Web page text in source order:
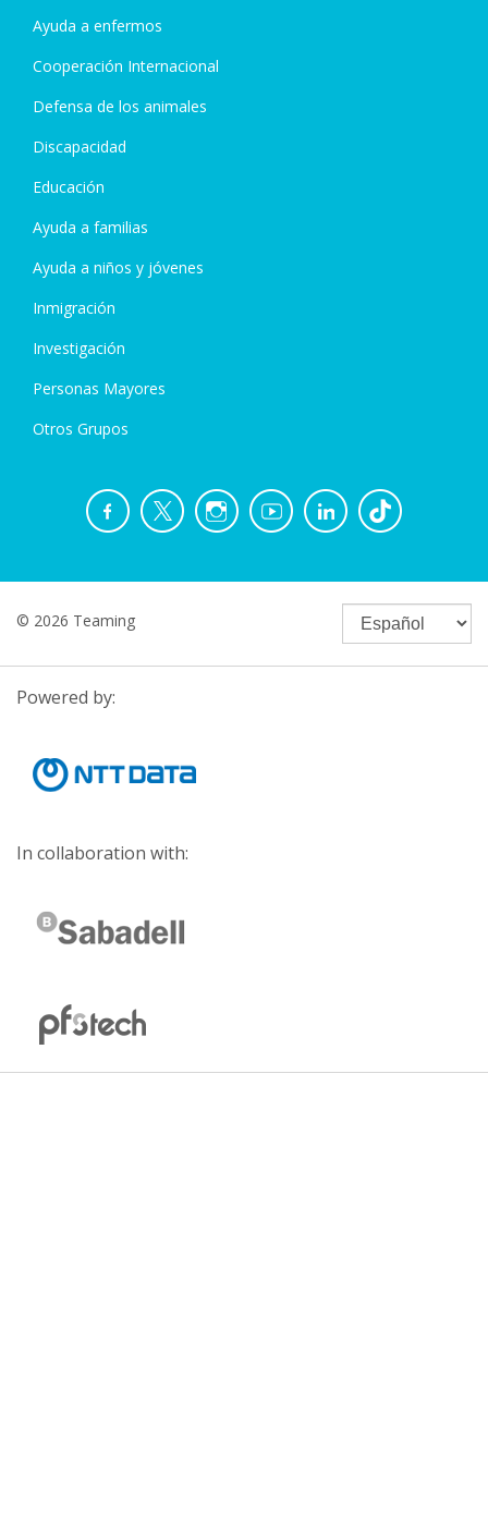
Ayuda a enfermos
Cooperación Internacional
Defensa de los animales
Discapacidad
Educación
Ayuda a familias
Ayuda a niños y jóvenes
Inmigración
Investigación
Personas Mayores
Otros Grupos
© 2026 Teaming
Powered by:
In collaboration with: